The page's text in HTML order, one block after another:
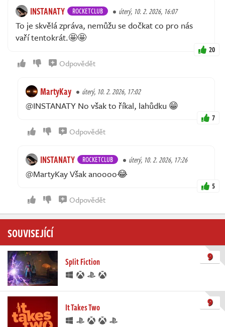
INSTANATY ROCKETCLUB úterý, 10. 2. 2026, 16:07
To je skvělá zpráva, nemůžu se dočkat co pro nás
vaří tentokrát.🤩🤩
20
Odpovědět
MartyKay úterý, 10. 2. 2026, 17:02
@INSTANATY No však to říkal, lahůdku 😁
7
Odpovědět
INSTANATY ROCKETCLUB úterý, 10. 2. 2026, 17:26
@MartyKay Však anoooo😂
5
Odpovědět
SOUVISEJÍCÍ
Split Fiction 9
It Takes Two 9